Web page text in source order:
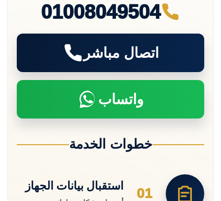
01008049504
اتصال مباشر
واتساب
خطوات الخدمة
01
استقبال بيانات الجهاز